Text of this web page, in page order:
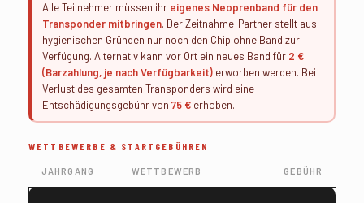
Alle Teilnehmer müssen ihr eigenes Neoprenband für den
Transponder mitbringen. Der Zeitnahme-Partner stellt aus
hygienischen Gründen nur noch den Chip ohne Band zur
Verfügung. Alternativ kann vor Ort ein neues Band für 2 €
(Barzahlung, je nach Verfügbarkeit)erworben werden. Bei
Verlust des gesamten Transponders wird eine
Entschädigungsgebühr von 75 €erhoben.
WETTBEWERBE & STARTGEBÜHREN
JAHRGANG WETTBEWERB GEBÜHR